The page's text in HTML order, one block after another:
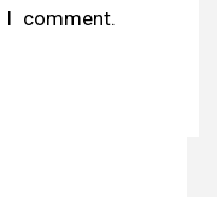
comment.